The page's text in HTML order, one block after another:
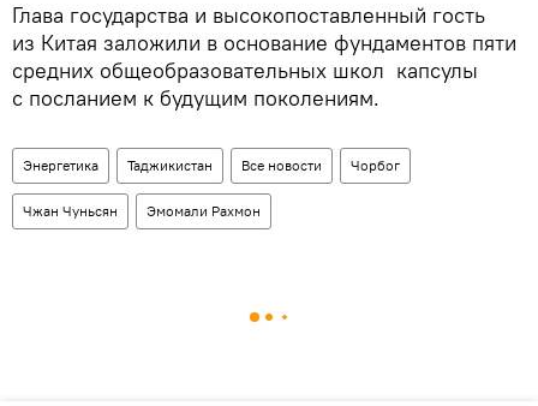
Глава государства и высокопоставленный гость
из Китая заложили в основание фундаментов пяти
средних общеобразовательных школ капсулы
с посланием к будущим поколениям.
Энергетика Таджикистан Все новости Чорбог
Чжан Чуньсян Эмомали Рахмон